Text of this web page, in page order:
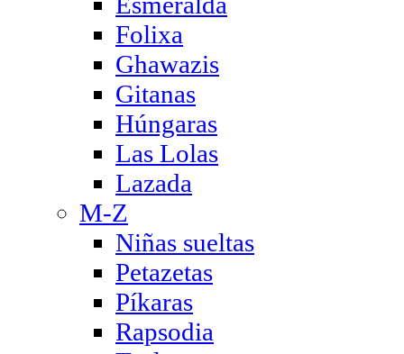
Folixa
Ghawazis
Gitanas
Húngaras
Las Lolas
Lazada
M-Z
Niñas sueltas
Petazetas
Píkaras
Rapsodia